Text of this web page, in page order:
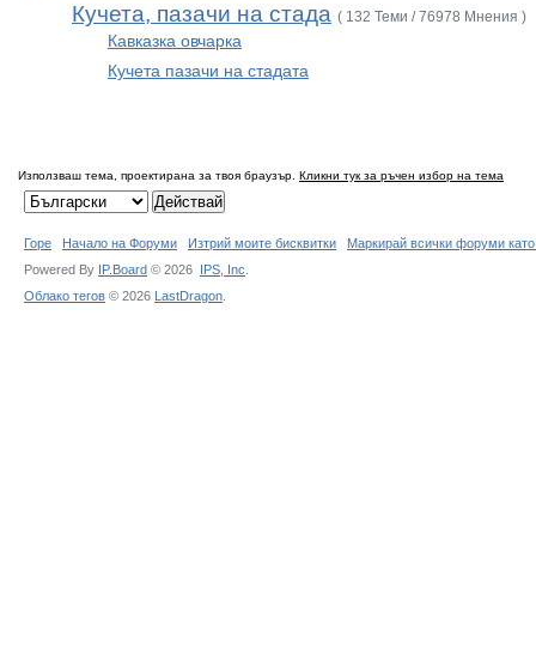
Кучета, пазачи на стада ( 132 Теми / 76978 Мнения )
Кавказка овчарка
Кучета пазачи на стадата
Използваш тема, проектирана за твоя браузър. Кликни тук за ръчен избор на тема
Горе Начало на Форуми Изтрий моите бисквитки
Маркирай всички форуми
Powered By IP.Board © 2026 IPS, Inc
Облако тегов © 2026 LastDragon